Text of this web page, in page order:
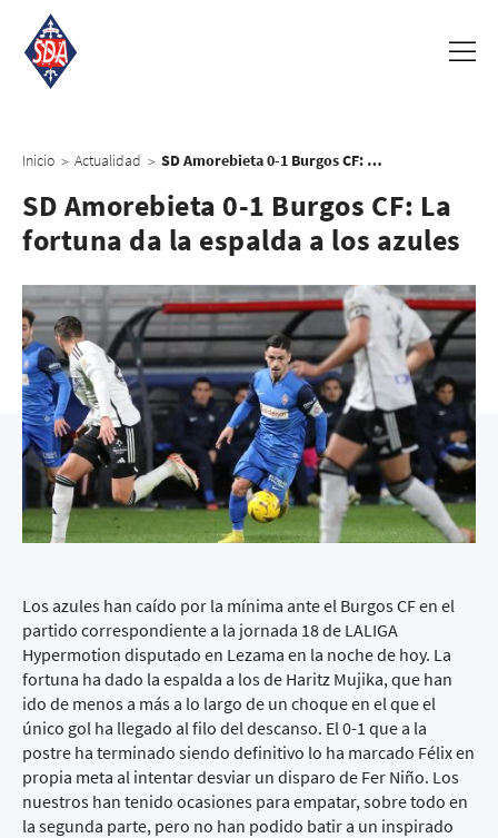
Inicio > Actualidad > SD Amorebieta 0-1 Burgos CF: La fortuna da la espalda a los azules
SD Amorebieta 0-1 Burgos CF: La
fortuna da la espalda a los azules
Los azules han caído por la mínima ante el Burgos CF en el
partido correspondiente a la jornada 18 de LALIGA
Hypermotion disputado en Lezama en la noche de hoy. La
fortuna ha dado la espalda a los de Haritz Mujika, que han
ido de menos a más a lo largo de un choque en el que el
único gol ha llegado al filo del descanso. El 0-1 que a la
postre ha terminado siendo definitivo lo ha marcado Félix en
propia meta al intentar desviar un disparo de Fer Niño. Los
nuestros han tenido ocasiones para empatar, sobre todo en
la segunda parte, pero no han podido batir a un inspirado